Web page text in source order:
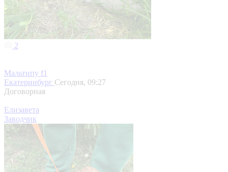
2
Мальтипу f1
Екатеринбург Сегодня, 09:27
Договорная
Елизавета
Заводчик